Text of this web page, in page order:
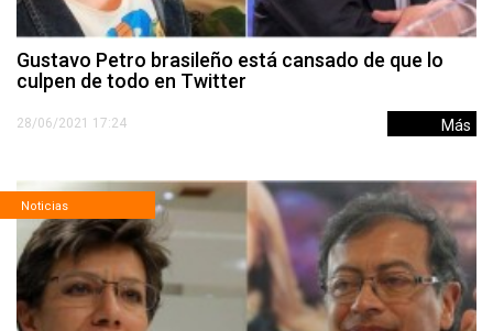
Gustavo Petro brasileño está cansado de que lo
culpen de todo en Twitter
28/06/2021 17:24 Más
Noticias